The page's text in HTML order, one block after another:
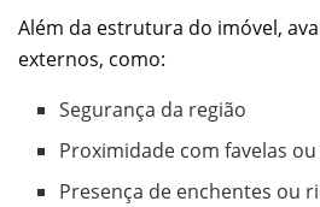
Além da estrutura do imóvel,
externos, como:
Segurança da região
Proximidade com favelas
Presença de enchentes ou